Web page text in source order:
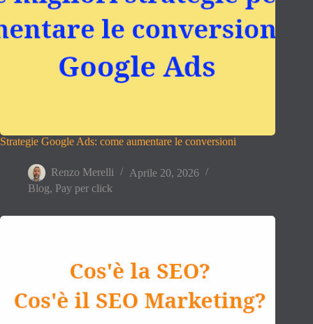
Strategie Google Ads: come aumentare le conversioni
Renzo Merelli
Aprile 20, 2026
Blog, Pay per click